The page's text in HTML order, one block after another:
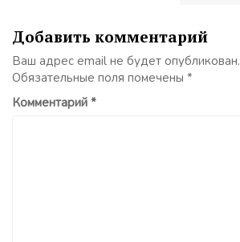
Добавить комментарий
Ваш адрес email не будет опубликован.
Обязательные поля помечены *
Комментарий *